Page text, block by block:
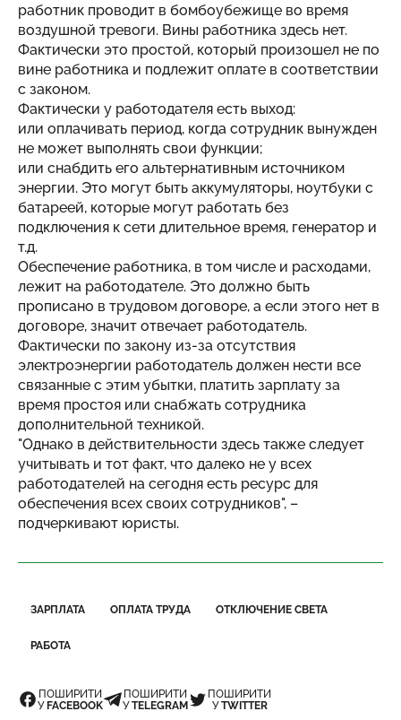
работник проводит в бомбоубежище во время
воздушной тревоги. Вины работника здесь нет.
Фактически это простой, который произошел не по
вине работника и подлежит оплате в соответствии
с законом.
Фактически у работодателя есть выход:
или оплачивать период, когда сотрудник вынужден
не может выполнять свои функции;
или снабдить его альтернативным источником
энергии. Это могут быть аккумуляторы, ноутбуки с
батареей, которые могут работать без
подключения к сети длительное время, генератор и
т.д.
Обеспечение работника, в том числе и расходами,
лежит на работодателе. Это должно быть
прописано в трудовом договоре, а если этого нет в
договоре, значит отвечает работодатель.
Фактически по закону из-за отсутствия
электроэнергии работодатель должен нести все
связанные с этим убытки, платить зарплату за
время простоя или снабжать сотрудника
дополнительной техникой.
"Однако в действительности здесь также следует
учитывать и тот факт, что далеко не у всех
работодателей на сегодня есть ресурс для
обеспечения всех своих сотрудников", –
подчеркивают юристы.
ЗАРПЛАТА ОПЛАТА ТРУДА ОТКЛЮЧЕНИЕ СВЕТА
РАБОТА
ПОШИРИТИ
У FACEBOOK
ПОШИРИТИ
УTELEGRAM
ПОШИРИТИ
УTWITTER